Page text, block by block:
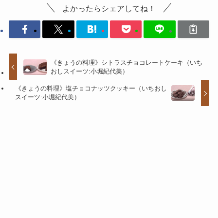
よかったらシェアしてね！
《きょうの料理》シトラスチョコレートケーキ（いち
おしスイーツ:小堀紀代美）
《きょうの料理》塩チョコナッツクッキー（いちおし
スイーツ:小堀紀代美）